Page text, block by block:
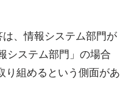
、情報システム部門が
システム部門」の場合
り組めるという側面があ